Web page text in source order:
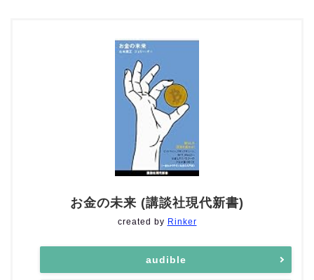
お金の未来 (講談社現代新書)
created by Rinker
audible